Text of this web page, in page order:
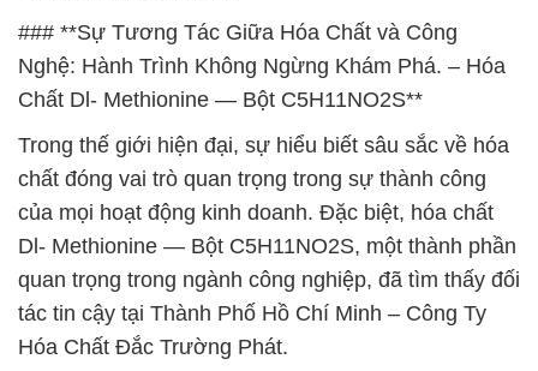
### **Sự Tương Tác Giữa Hóa Chất và Công
Nghệ: Hành Trình Không Ngừng Khám Phá. – Hóa
Chất Dl- Methionine — Bột C5H11NO2S**
Trong thế giới hiện đại, sự hiểu biết sâu sắc về hóa
chất đóng vai trò quan trọng trong sự thành công
của mọi hoạt động kinh doanh. Đặc biệt, hóa chất
Dl- Methionine — Bột C5H11NO2S, một thành phần
quan trọng trong ngành công nghiệp, đã tìm thấy đối
tác tin cậy tại Thành Phố Hồ Chí Minh – Công Ty
Hóa Chất Đắc Trường Phát.